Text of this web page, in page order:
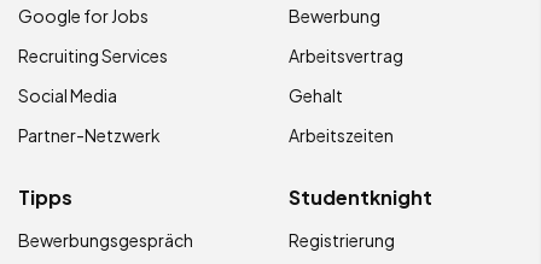
Google for Jobs
Recruiting Services
Social Media
Partner-Netzwerk
Bewerbung
Arbeitsvertrag
Gehalt
Arbeitszeiten
Tipps
Bewerbungsgespräch
Studentknight
Registrierung